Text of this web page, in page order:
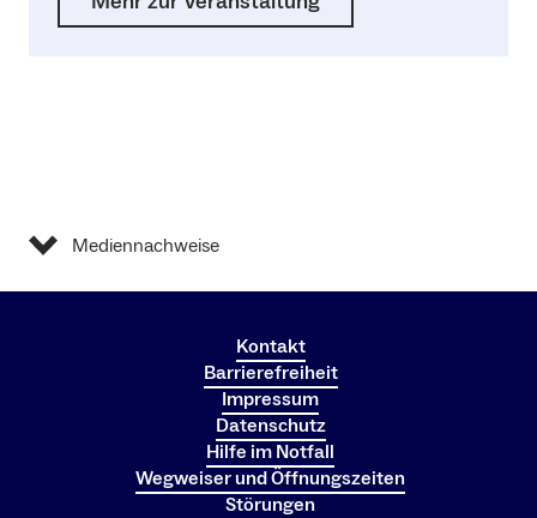
Mediennachweise
Kontakt
Barrierefreiheit
Impressum
Datenschutz
Hilfe im Notfall
Wegweiser und Öffnungszeiten
Störungen